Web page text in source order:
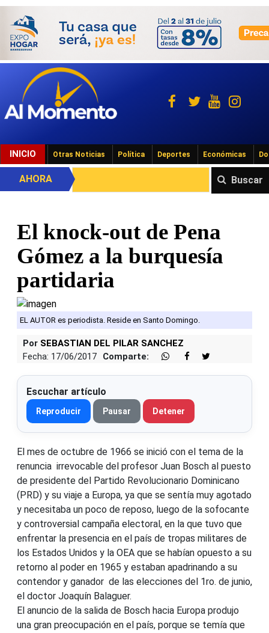
INICIO Otras Noticias Política Deportes Económicas
Buscar
AHORA
El knock-out de Pena
Gómez a la burquesía
partidaria
EL AUTOR es periodista. Reside en Santo Domingo.
Por SEBASTIAN DEL PILAR SANCHEZ
Fecha: 17/06/2017
Comparte:
Escuchar artículo
Reproducir Pausar Detener
El mes de octubre de 1966 se inició con el tema de la
renuncia irrevocable del profesor Juan Bosch al puesto
de presidente del Partido Revolucionario Dominicano
(PRD) y su viaje a Europa, ya que se sentía muy agotado
y necesitaba un poco de reposo, luego de la sofocante
y controversial campaña electoral, en la que tuvo que
enfrentar la presencia en el país de tropas militares de
los Estados Unidos y la OEA que se habían opuesto a su
retorno al poder en 1965 y estaban apadrinando a su
contendor y ganador de las elecciones del 1ro. de junio,
el doctor Joaquín Balaguer.
El anuncio de la salida de Bosch hacia Europa produjo
una gran preocupación en el país, porque se temía que